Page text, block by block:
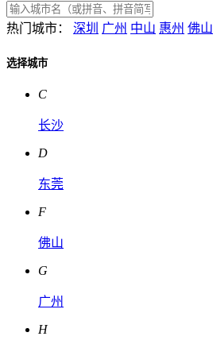
热门城市： 深圳 广州 中山 惠州 佛山
选择城市
C
长沙
D
东莞
F
佛山
G
广州
H